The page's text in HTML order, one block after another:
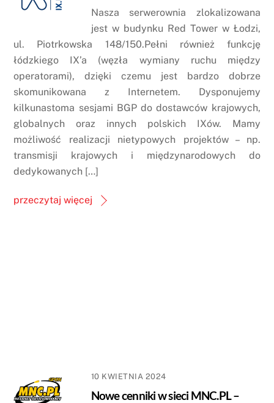
Nasza serwerownia zlokalizowana
jest w budynku Red Tower w Łodzi,
ul. Piotrkowska 148/150.Pełni również funkcję
łódzkiego IX’a (węzła wymiany ruchu między
operatorami), dzięki czemu jest bardzo dobrze
skomunikowana z Internetem. Dysponujemy
kilkunastoma sesjami BGP do dostawców krajowych,
globalnych oraz innych polskich IXów. Mamy
możliwość realizacji nietypowych projektów – np.
transmisji krajowych i międzynarodowych do
dedykowanych […]
przeczytaj więcej
10 KWIETNIA 2024
Nowe cenniki w sieci MNC.PL –